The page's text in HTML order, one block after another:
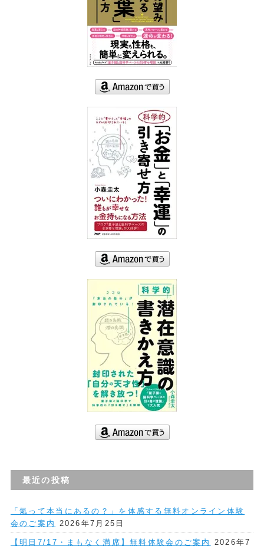
最近の投稿
「氣って本当にあるの？」を体感する無料オンライン体験
会のご案内
2026年7月25日
【明日7/17・まもなく満席】無料体験会のご案内
2026年7